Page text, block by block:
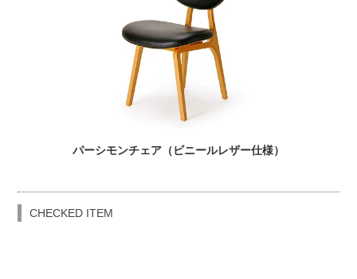
パーシモンチェア（ビニールレザー仕様）
CHECKED ITEM